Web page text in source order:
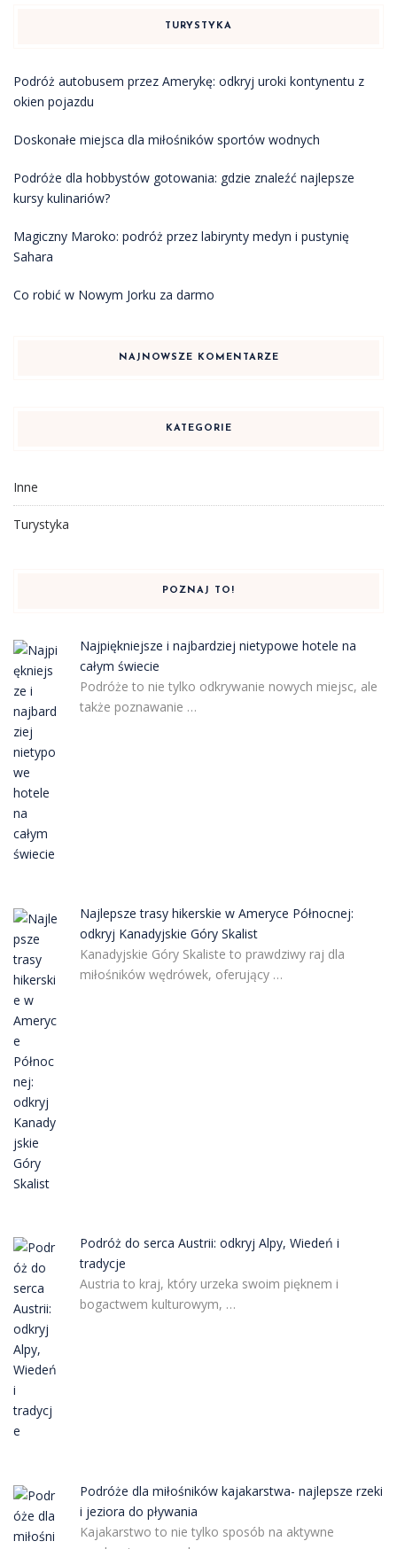
TURYSTYKA
Podróż autobusem przez Amerykę: odkryj uroki kontynentu z
okien pojazdu
Doskonałe miejsca dla miłośników sportów wodnych
Podróże dla hobbystów gotowania: gdzie znaleźć najlepsze
kursy kulinariów?
Magiczny Maroko: podróż przez labirynty medyn i pustynię
Sahara
Co robić w Nowym Jorku za darmo
NAJNOWSZE KOMENTARZE
KATEGORIE
Inne
Turystyka
POZNAJ TO!
Najpiękniejsze i najbardziej nietypowe hotele na
całym świecie
Podróże to nie tylko odkrywanie nowych miejsc, ale
także poznawanie …
Najlepsze trasy hikerskie w Ameryce Północnej:
odkryj Kanadyjskie Góry Skalist
Kanadyjskie Góry Skaliste to prawdziwy raj dla
miłośników wędrówek, oferujący …
Podróż do serca Austrii: odkryj Alpy, Wiedeń i
tradycje
Austria to kraj, który urzeka swoim pięknem i
bogactwem kulturowym, …
Podróże dla miłośników kajakarstwa- najlepsze rzeki
i jeziora do pływania
Kajakarstwo to nie tylko sposób na aktywne